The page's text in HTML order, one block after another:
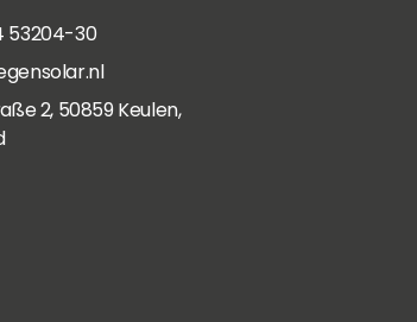
53204-30
2, 50859 Keulen,